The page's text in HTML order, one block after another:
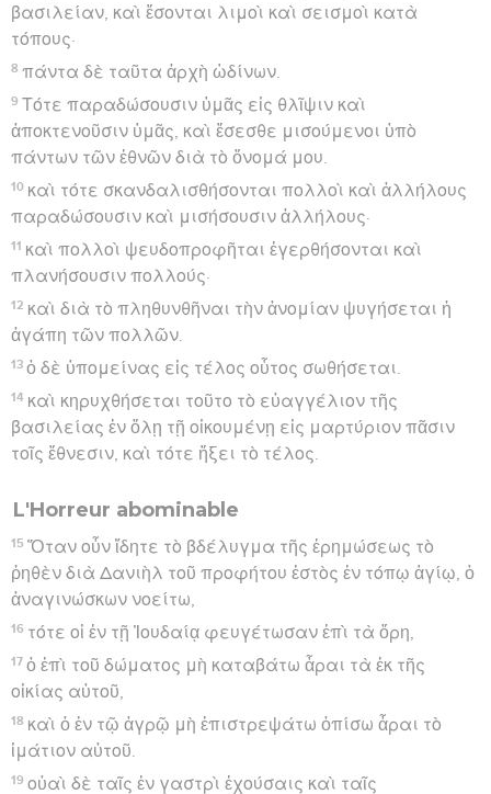
βασιλείαν, καὶ ἔσονται λιμοὶ καὶ σεισμοὶ κατὰ
τόπους·
8 πάντα δὲ ταῦτα ἀρχὴ ὠδίνων.
9 Τότε παραδώσουσιν ὑμᾶς εἰς θλῖψιν καὶ
ἀποκτενοῦσιν ὑμᾶς, καὶ ἔσεσθε μισούμενοι ὑπὸ
πάντων τῶν ἐθνῶν διὰ τὸ ὄνομά μου.
10 καὶ τότε σκανδαλισθήσονται πολλοὶ καὶ ἀλλήλους
παραδώσουσιν καὶ μισήσουσιν ἀλλήλους·
11 καὶ πολλοὶ ψευδοπροφῆται ἐγερθήσονται καὶ
πλανήσουσιν πολλούς·
12 καὶ διὰ τὸ πληθυνθῆναι τὴν ἀνομίαν ψυγήσεται ἡ
ἀγάπη τῶν πολλῶν.
13 ὁ δὲ ὑπομείνας εἰς τέλος οὗτος σωθήσεται.
14 καὶ κηρυχθήσεται τοῦτο τὸ εὐαγγέλιον τῆς
βασιλείας ἐν ὅλῃ τῇ οἰκουμένῃ εἰς μαρτύριον πᾶσιν
τοῖς ἔθνεσιν, καὶ τότε ἥξει τὸ τέλος.
L'Horreur abominable
15 Ὅταν οὖν ἴδητε τὸ βδέλυγμα τῆς ἐρημώσεως τὸ
ῥηθὲν διὰ Δανιὴλ τοῦ προφήτου ἑστὸς ἐν τόπῳ ἁγίῳ, ὁ
ἀναγινώσκων νοείτω,
16 τότε οἱ ἐν τῇ Ἰουδαίᾳ φευγέτωσαν ἐπὶ τὰ ὄρη,
17 ὁ ἐπὶ τοῦ δώματος μὴ καταβάτω ἆραι τὰ ἐκ τῆς
οἰκίας αὐτοῦ,
18 καὶ ὁ ἐν τῷ ἀγρῷ μὴ ἐπιστρεψάτω ὀπίσω ἆραι τὸ
ἱμάτιον αὐτοῦ.
19 οὐαὶ δὲ ταῖς ἐν γαστρὶ ἐχούσαις καὶ ταῖς